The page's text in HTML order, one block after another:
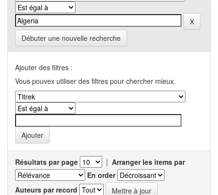
Débuter une nouvelle recherche
Ajouter des filtres :
Vous pouvex utiliser des filtres pour chercher mieux.
Résultats par page | Arranger les items par
En order
Auteurs par record